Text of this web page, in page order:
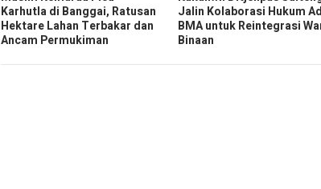
Karhutla di Banggai, Ratusan
Hektare Lahan Terbakar dan
Ancam Permukiman
Jalin Kolaborasi Hukum
BMA untuk Reintegrasi
Binaan